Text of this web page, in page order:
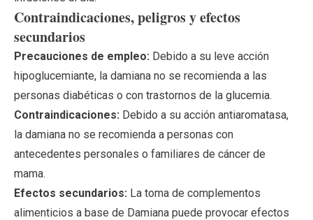
Contraindicaciones, peligros y efectos
secundarios
Precauciones de empleo: Debido a su leve acción
hipoglucemiante, la damiana no se recomienda a las
personas diabéticas o con trastornos de la glucemia.
Contraindicaciones: Debido a su acción antiaromatasa,
la damiana no se recomienda a personas con
antecedentes personales o familiares de cáncer de
mama.
Efectos secundarios: La toma de complementos
alimenticios a base de Damiana puede provocar efectos